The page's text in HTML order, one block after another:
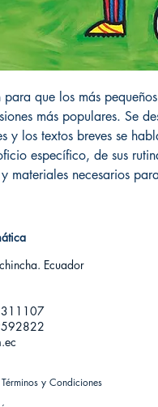
que los más
más populares. Se
y los textos breves se
específico, de sus
materiales necesarios
Ecuador
y Condiciones